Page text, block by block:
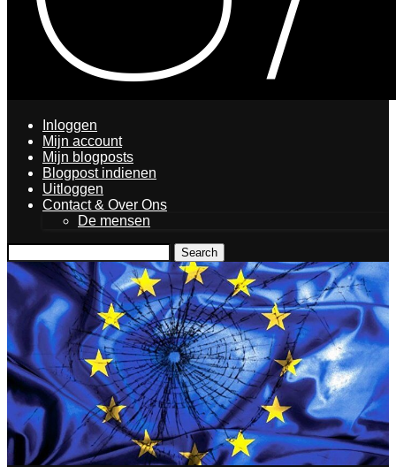
Inloggen
Mijn account
Mijn blogposts
Blogpost indienen
Uitloggen
Contact & Over Ons
De mensen
Search